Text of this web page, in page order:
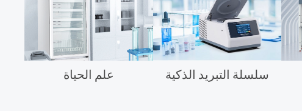
علم الحياة سلسلة التبريد الذكية